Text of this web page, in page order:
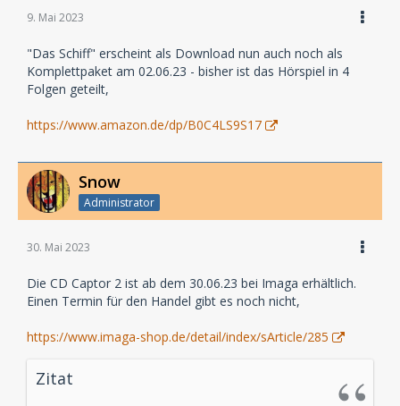
9. Mai 2023
"Das Schiff" erscheint als Download nun auch noch als
Komplettpaket am 02.06.23 - bisher ist das Hörspiel in 4
Folgen geteilt,
https://www.amazon.de/dp/B0C4LS9S17
Snow
Administrator
30. Mai 2023
Die CD Captor 2 ist ab dem 30.06.23 bei Imaga erhältlich.
Einen Termin für den Handel gibt es noch nicht,
https://www.imaga-shop.de/detail/index/sArticle/285
Zitat